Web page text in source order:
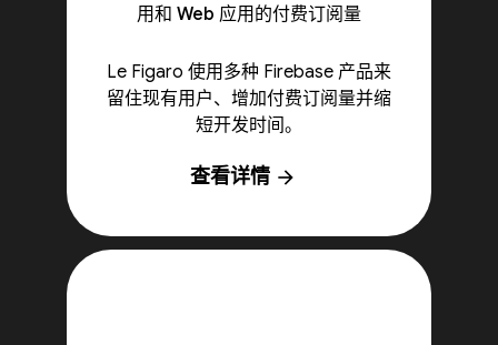
用和 Web 应用的付费订阅量
Le Figaro 使用多种 Firebase 产品来
留住现有用户、增加付费订阅量并缩
短开发时间。
查看详情 arrow_forward